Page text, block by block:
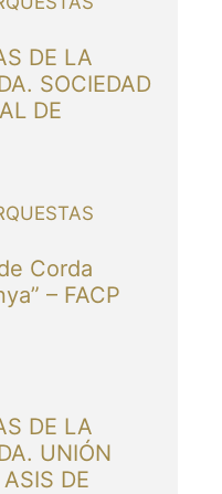
DE LA
SOCIEDAD
DE
Corda
– FACP
DE LA
UNIÓN
DE